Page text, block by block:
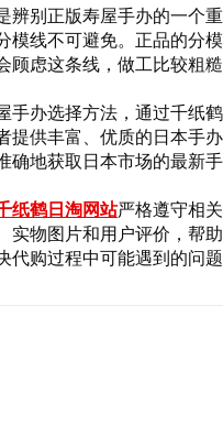
辨别正版寿屋手办的一个
模线不可避免。正品的分
顾虑这条线，做工比较粗
手办选择方法，通过千纸
提供丰富、优质的日本手
确地获取日本市场的最新
纸鹤日淘网站严格遵守相
实物图片和用户评价，帮
代购过程中可能遇到的问